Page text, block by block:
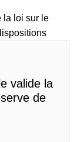
valide la
de